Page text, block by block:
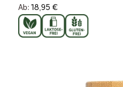
Bewertet
mit4.84
von 5
Ab:18,95€